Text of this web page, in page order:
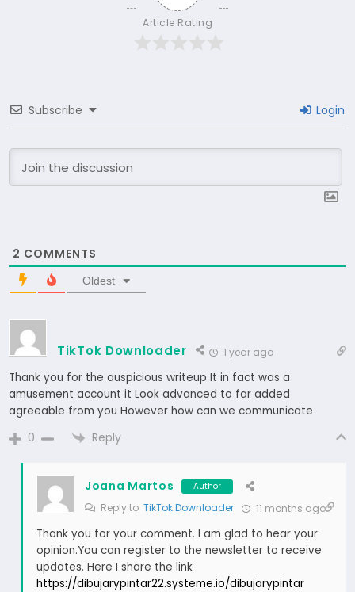
Article Rating
Subscribe Login
2 COMMENTS
Oldest
TikTok Downloader 1 year ago
Thank you for the auspicious writeup It in fact was a
amusement account it Look advanced to far added
agreeable from you However how can we communicate
0 Reply
Joana Martos Author
Reply to TikTok Downloader 11 months ago
Thank you for your comment. I am glad to hear your
opinion.You can register to the newsletter to receive
updates. Here I share the link
https://dibujarypintar22.systeme.io/dibujarypintar